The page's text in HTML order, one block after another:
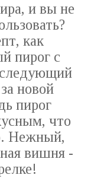
и вы не
как
пирог с
новой
пирог
что
Нежный,
вишня -